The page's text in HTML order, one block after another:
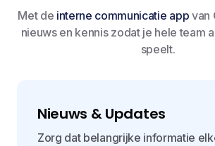
Met de interne communicatie app van
nieuws en kennis zodat je hele team
speelt.
Nieuws & Updates
Zorg dat belangrijke informatie